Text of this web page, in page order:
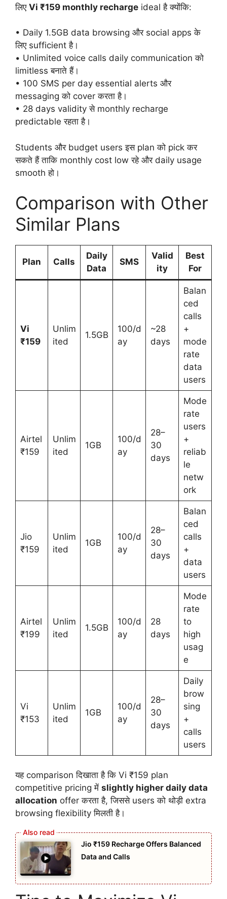
लिए Vi ₹159 monthly recharge ideal है क्योंकि:
• Daily 1.5GB data browsing और social apps के
लिए sufficient है।
• Unlimited voice calls daily communication को
limitless बनाते हैं।
• 100 SMS per day essential alerts और
messaging को cover करता है।
• 28 days validity से monthly recharge
predictable रहता है।
Students और budget users इस plan को pick कर
सकते हैं ताकि monthly cost low रहे और daily usage
smooth हो।
Comparison with Other
Similar Plans
Plan Calls
Daily
Data
SMS
Valid
ity
Best
For
Vi
₹159
Unlim
ited
1.5GB
100/d
ay
~28
days
Balan
ced
calls
+
mode
rate
data
users
Airtel
₹159
Unlim
ited
1GB
100/d
ay
28–
30
days
Mode
rate
users
+
reliab
le
netw
ork
Jio
₹159
Unlim
ited
1GB
100/d
ay
28–
30
days
Balan
ced
calls
+
data
users
Airtel
₹199
Unlim
ited
1.5GB
100/d
ay
28
days
Mode
rate
to
high
usag
e
Vi
₹153
Unlim
ited
1GB
100/d
ay
28–
30
days
Daily
brow
sing
+
calls
users
यह comparison दिखाता है कि Vi ₹159 plan
competitive pricing में slightly higher daily data
allocation offer करता है, जिससे users को थोड़ी extra
browsing flexibility मिलती है।
Jio ₹159 Recharge Offers Balanced
Data and Calls